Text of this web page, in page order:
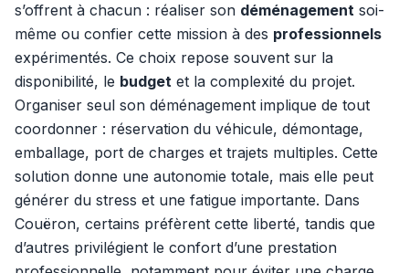
s’offrent à chacun : réaliser son déménagement soi-
même ou confier cette mission à des professionnels
expérimentés. Ce choix repose souvent sur la
disponibilité, le budget et la complexité du projet.
Organiser seul son déménagement implique de tout
coordonner : réservation du véhicule, démontage,
emballage, port de charges et trajets multiples. Cette
solution donne une autonomie totale, mais elle peut
générer du stress et une fatigue importante. Dans
Couëron, certains préfèrent cette liberté, tandis que
d’autres privilégient le confort d’une prestation